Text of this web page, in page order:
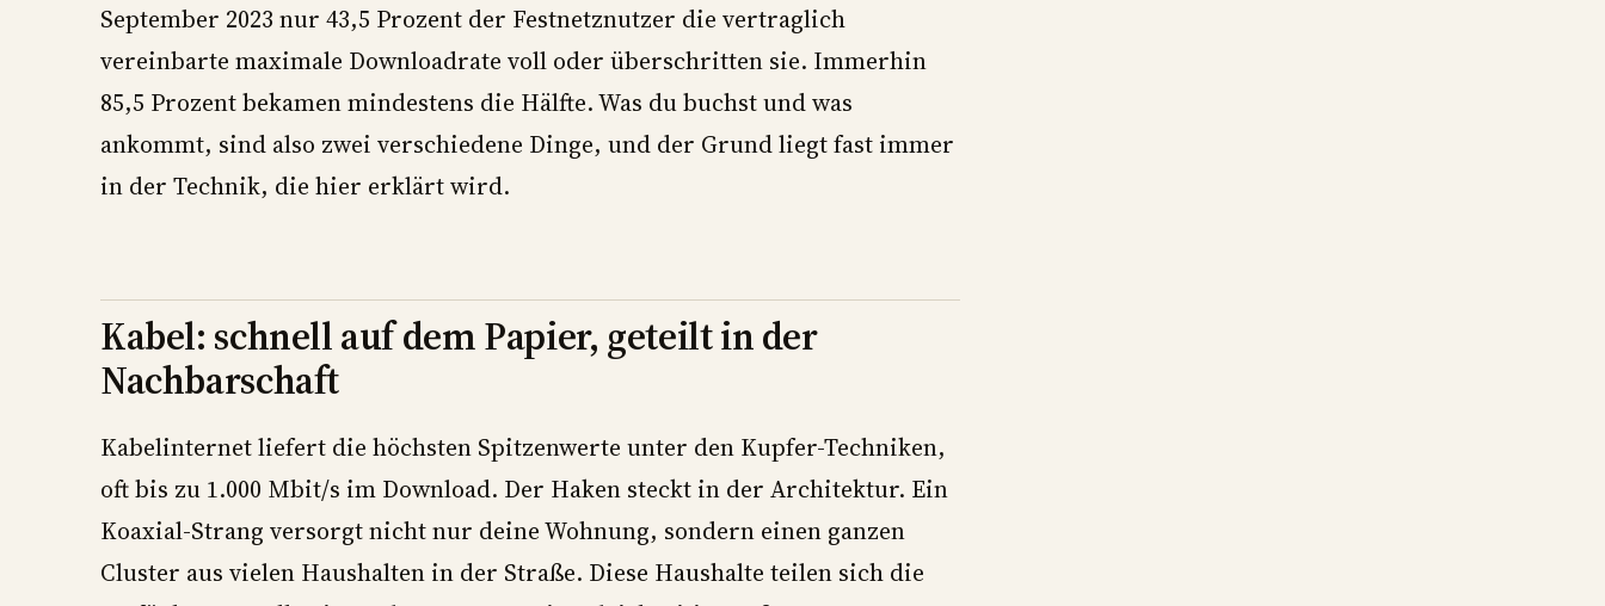
September 2023 nur 43,5 Prozent der Festnetznutzer die vertraglich
vereinbarte maximale Downloadrate voll oder überschritten sie. Immerhin
85,5 Prozent bekamen mindestens die Hälfte. Was du buchst und was
ankommt, sind also zwei verschiedene Dinge, und der Grund liegt fast immer
in der Technik, die hier erklärt wird.
Kabel: schnell auf dem Papier, geteilt in der
Nachbarschaft
Kabelinternet liefert die höchsten Spitzenwerte unter den Kupfer-Techniken,
oft bis zu 1.000 Mbit/s im Download. Der Haken steckt in der Architektur. Ein
Koaxial-Strang versorgt nicht nur deine Wohnung, sondern einen ganzen
Cluster aus vielen Haushalten in der Straße. Diese Haushalte teilen sich die